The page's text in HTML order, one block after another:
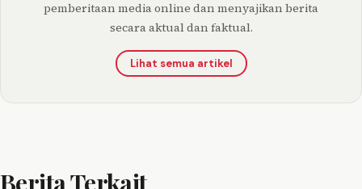
pemberitaan media online dan menyajikan berita
secara aktual dan faktual.
Lihat semua artikel
Berita Terkait